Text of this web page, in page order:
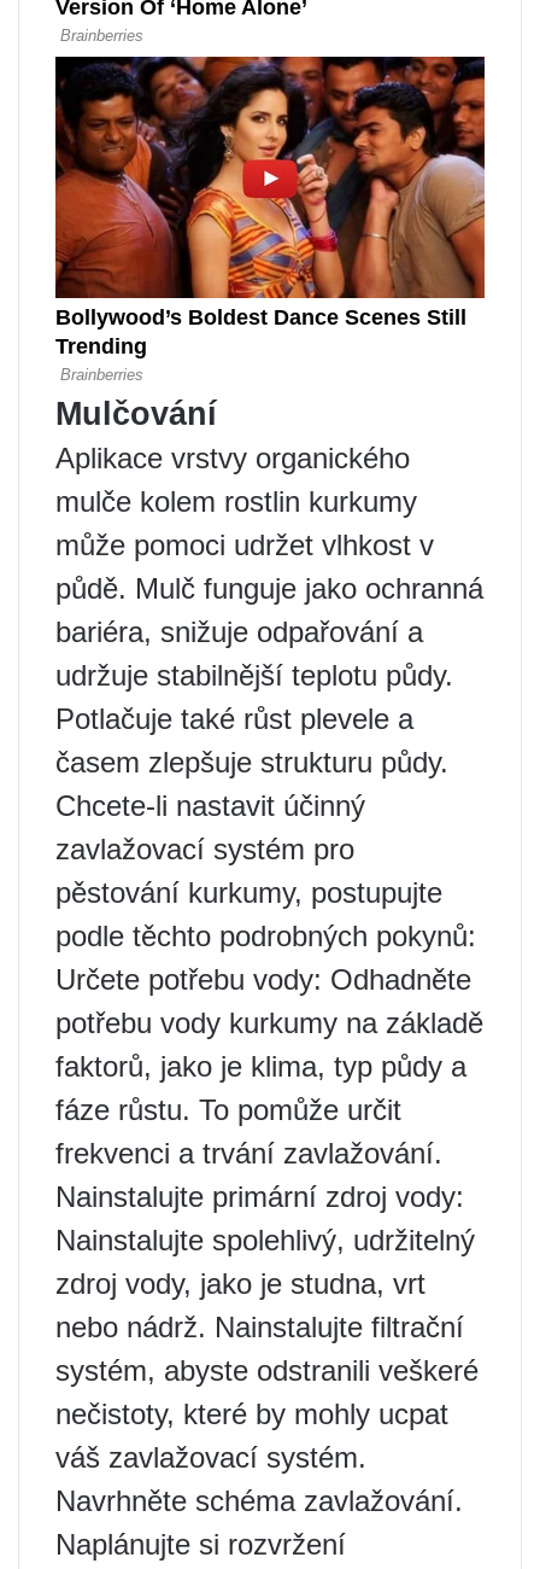
Mulčování
Aplikace vrstvy organického
mulče kolem rostlin kurkumy
může pomoci udržet vlhkost v
půdě. Mulč funguje jako ochranná
bariéra, snižuje odpařování a
udržuje stabilnější teplotu půdy.
Potlačuje také růst plevele a
časem zlepšuje strukturu půdy.
Chcete-li nastavit účinný
zavlažovací systém pro
pěstování kurkumy, postupujte
podle těchto podrobných pokynů:
Určete potřebu vody: Odhadněte
potřebu vody kurkumy na základě
faktorů, jako je klima, typ půdy a
fáze růstu. To pomůže určit
frekvenci a trvání zavlažování.
Nainstalujte primární zdroj vody:
Nainstalujte spolehlivý, udržitelný
zdroj vody, jako je studna, vrt
nebo nádrž. Nainstalujte filtrační
systém, abyste odstranili veškeré
nečistoty, které by mohly ucpat
váš zavlažovací systém.
Navrhněte schéma zavlažování.
Naplánujte si rozvržení